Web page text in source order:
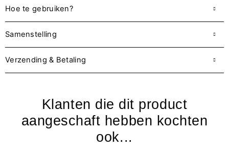
Hoe te gebruiken?
Samenstelling
Verzending & Betaling
Klanten die dit product
aangeschaft hebben kochten
ook...